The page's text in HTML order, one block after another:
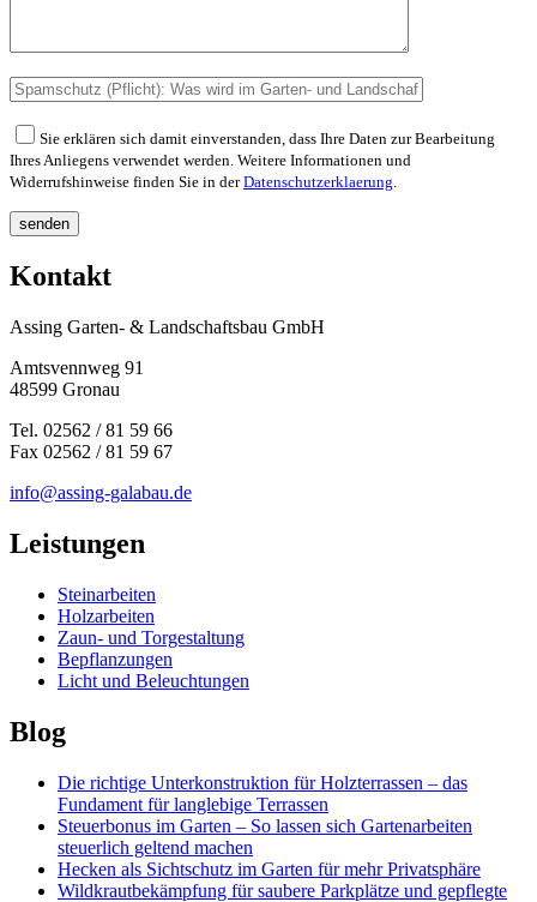
Sie erklären sich damit einverstanden, dass Ihre Daten zur Bearbeitung
Ihres Anliegens verwendet werden. Weitere Informationen und
Widerrufshinweise finden Sie in derDatenschutzerklaerung.
senden
Kontakt
Assing Garten- & Landschaftsbau GmbH
Amtsvennweg 91
48599 Gronau
Tel. 02562 / 81 59 66
Fax 02562 / 81 59 67
info@assing-galabau.de
Leistungen
Steinarbeiten
Holzarbeiten
Zaun- und Torgestaltung
Bepflanzungen
Licht und Beleuchtungen
Blog
Die richtige Unterkonstruktion für Holzterrassen – das
Fundament für langlebige Terrassen
Steuerbonus im Garten – So lassen sich Gartenarbeiten
steuerlich geltend machen
Hecken als Sichtschutz im Garten für mehr Privatsphäre
Wildkrautbekämpfung für saubere Parkplätze und gepflegte